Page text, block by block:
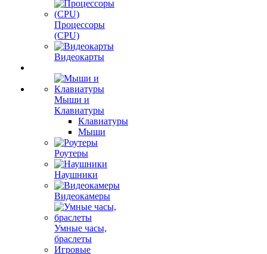
Процессоры
(CPU)
Видеокарты
Мыши и
Клавиатуры
Клавиатуры
Мыши
Роутеры
Наушники
Видеокамеры
Умные часы,
браслеты
Игровые